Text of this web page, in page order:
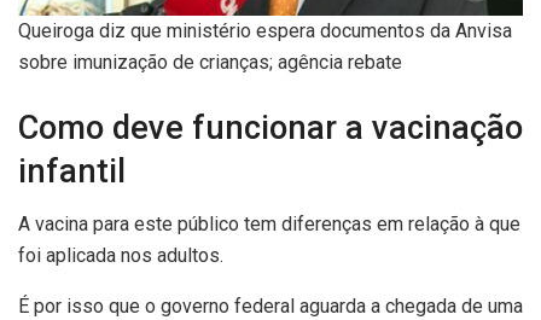
Queiroga diz que ministério espera documentos da Anvisa
sobre imunização de crianças; agência rebate
Como deve funcionar a vacinação
infantil
A vacina para este público tem diferenças em relação à que
foi aplicada nos adultos.
É por isso que o governo federal aguarda a chegada de uma